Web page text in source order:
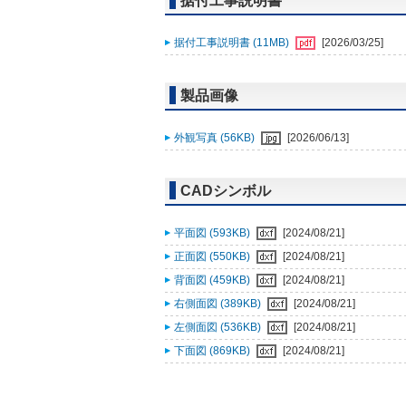
据付工事説明書 (11MB) [2026/03/25]
製品画像
外観写真 (56KB) [2026/06/13]
CADシンボル
平面図 (593KB)
[2024/08/21]
正面図 (550KB)
[2024/08/21]
背面図 (459KB)
[2024/08/21]
右側面図 (389KB)
[2024/08/21]
左側面図 (536KB)
[2024/08/21]
下面図 (869KB)
[2024/08/21]